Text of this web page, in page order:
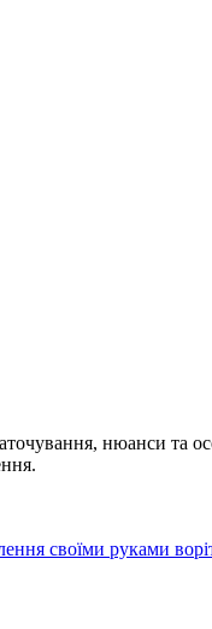
нюанси та
своїми руками